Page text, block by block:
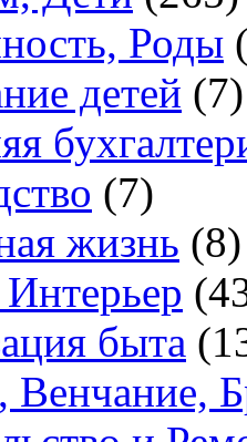
Роды
детей (7)
(7)
жизнь (8)
быта
Венчание,